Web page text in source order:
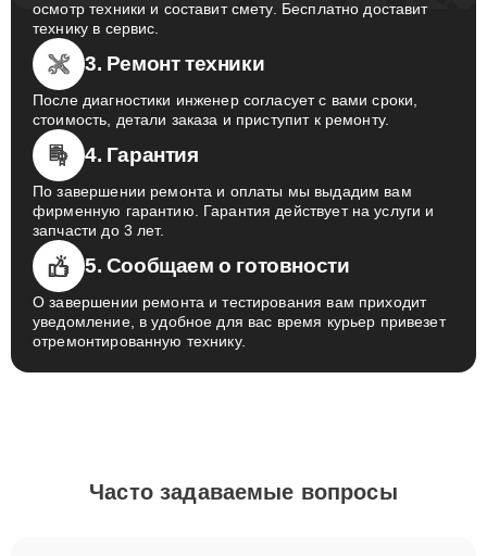
осмотр техники и составит смету. Бесплатно доставит
технику в сервис.
3. Ремонт техники
После диагностики инженер согласует с вами сроки,
стоимость, детали заказа и приступит к ремонту.
4. Гарантия
По завершении ремонта и оплаты мы выдадим вам
фирменную гарантию. Гарантия действует на услуги и
запчасти до 3 лет.
5. Сообщаем о готовности
О завершении ремонта и тестирования вам приходит
уведомление, в удобное для вас время курьер привезет
отремонтированную технику.
Часто задаваемые вопросы